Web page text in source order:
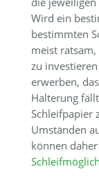
Wird ein
bestimmten
meist
zu
erwerben,
Halterung
Schleifpapier
Umständen
können